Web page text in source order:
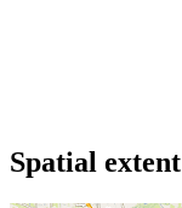
Spatial extent